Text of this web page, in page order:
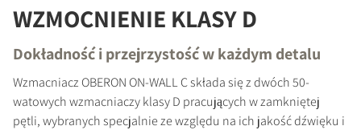
WZMOCNIENIE KLASY D
Dokładność i przejrzystość w każdym detalu
Wzmacniacz OBERON ON-WALL C składa się z dwóch 50-
watowych wzmacniaczy klasy D pracujących w zamkniętej
pętli, wybranych specjalnie ze względu na ich jakość dźwięku i